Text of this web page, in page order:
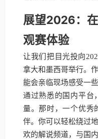
展望2026：
观赛体验
让我们把目光投向
拿大和墨西哥举行。
能会亲临现场感受一
通过熟悉的国内平台
量。那时，一个优秀
伴。你可以轻松绕过
欢的解说频道，与国